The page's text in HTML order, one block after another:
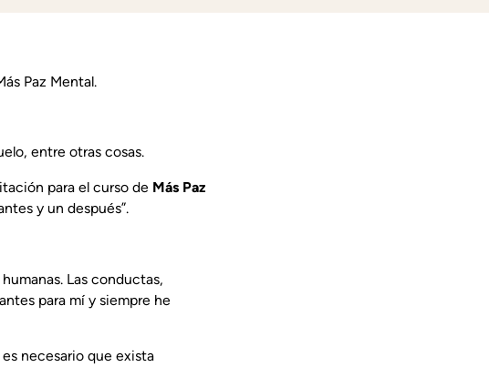
Paz Mental.
entre otras cosas.
para el curso de Más Paz
y un después”.
Las conductas,
para mí y siempre he
necesario que exista